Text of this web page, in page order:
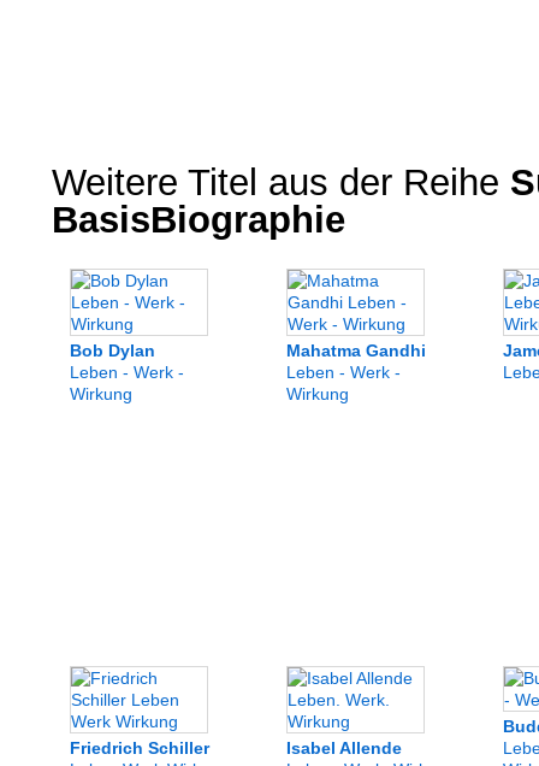
Weitere Titel aus der Reihe
BasisBiographie
Bob Dylan
Leben - Werk -
Wirkung
Mahatma Gandhi
Leben - Werk -
Wirkung
Friedrich Schiller
Isabel Allende